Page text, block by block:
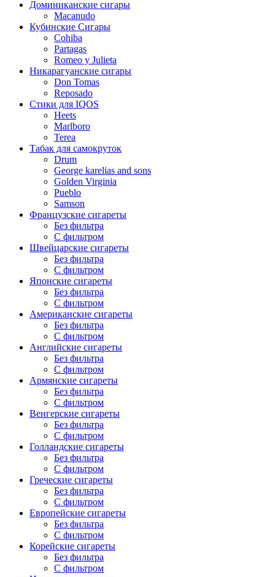
Доминиканские сигары
Macanudo
Кубинские Сигары
Cohiba
Partagas
Romeo y Julieta
Никарагуанские сигары
Don Tomas
Reposado
Стики для IQOS
Heets
Marlboro
Terea
Табак для самокруток
Drum
George karelias and sons
Golden Virginia
Pueblo
Samson
Французские сигареты
Без фильтра
С фильтром
Швейцарские сигареты
Без фильтра
С фильтром
Японские сигареты
Без фильтра
С фильтром
Американские сигареты
Без фильтра
С фильтром
Английские сигареты
Без фильтра
С фильтром
Армянские сигареты
Без фильтра
С фильтром
Венгерские сигареты
Без фильтра
С фильтром
Голландские сигареты
Без фильтра
С фильтром
Греческие сигареты
Без фильтра
С фильтром
Европейские сигареты
Без фильтра
С фильтром
Корейские сигареты
Без фильтра
С фильтром